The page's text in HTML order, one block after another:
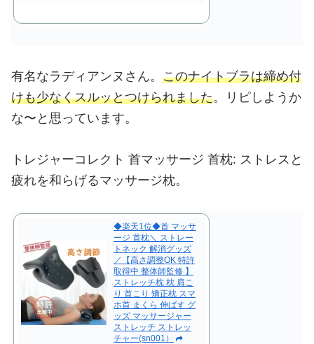
有名なラディアンヌさん。 このナイトブラは締め付
けも少なくスルッとつけられました。リピしようか
な〜と思っています。
トレジャーコレクト 首マッサージ 首枕: ストレスと
疲れを和らげるマッサージ枕。
◆楽天1位◆首 マッサ
ージ 首枕＼ ストレー
トネック 解消グッズ
／【高さ調整OK 特許
取得中 整体師監修 】
ストレッチ枕 枕 肩こ
り 首こり 矯正枕 スマ
ホ首 まくら 伸ばす グ
ッズ マッサージャー
ストレッチ ストレッ
チャー(sn001）